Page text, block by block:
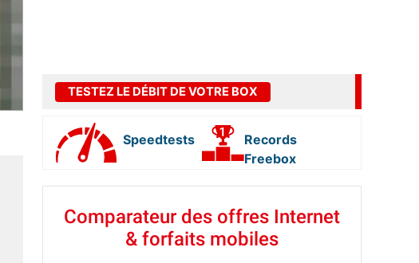
TESTEZ LE DÉBIT DE VOTRE BOX
Speedtests
Records
Freebox
Comparateur des offres Internet
& forfaits mobiles